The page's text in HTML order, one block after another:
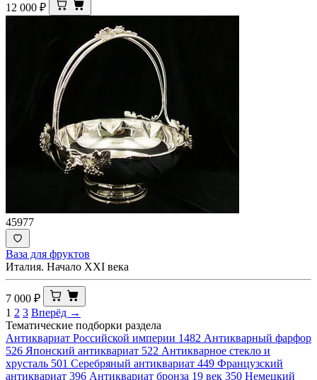
12 000 ₽
45977
Ваза для фруктов
Италия. Начало XXI века
7 000 ₽
1 2 3 Вперёд →
Тематические подборки раздела
Антиквариат Российской империи 1482 Антикварный фарфор
526 Японский антиквариат 522 Антикварное стекло и
хрусталь 501 Серебряный антиквариат 449 Французский
антиквариат 396 Антиквариат бронза 19 век 350 Немецкий